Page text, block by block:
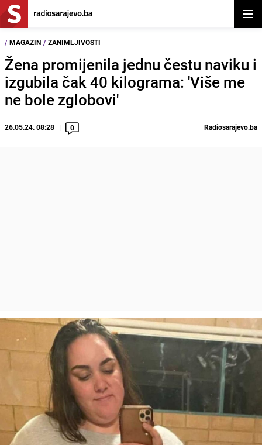
/ MAGAZIN / ZANIMLJIVOSTI
Žena promijenila jednu čestu naviku i
izgubila čak 40 kilograma: 'Više me
ne bole zglobovi'
26.05.24. 08:28 0 Radiosarajevo.ba